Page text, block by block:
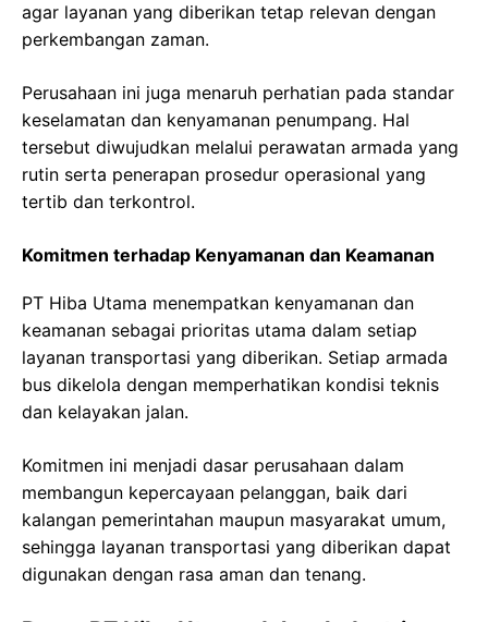
agar layanan yang diberikan tetap relevan dengan
perkembangan zaman.
Perusahaan ini juga menaruh perhatian pada standar
keselamatan dan kenyamanan penumpang. Hal
tersebut diwujudkan melalui perawatan armada yang
rutin serta penerapan prosedur operasional yang
tertib dan terkontrol.
Komitmen terhadap Kenyamanan dan Keamanan
PT Hiba Utama menempatkan kenyamanan dan
keamanan sebagai prioritas utama dalam setiap
layanan transportasi yang diberikan. Setiap armada
bus dikelola dengan memperhatikan kondisi teknis
dan kelayakan jalan.
Komitmen ini menjadi dasar perusahaan dalam
membangun kepercayaan pelanggan, baik dari
kalangan pemerintahan maupun masyarakat umum,
sehingga layanan transportasi yang diberikan dapat
digunakan dengan rasa aman dan tenang.